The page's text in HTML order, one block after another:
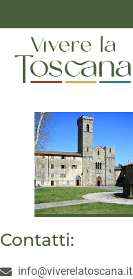
Contatti:
info@viverelatoscana.it